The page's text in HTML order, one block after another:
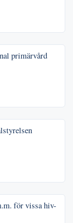
primärvård
för vissa hiv-